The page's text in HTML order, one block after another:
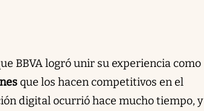
BBVA logró unir su experiencia como
que los hacen competitivos en el
digital ocurrió hace mucho tiempo, y